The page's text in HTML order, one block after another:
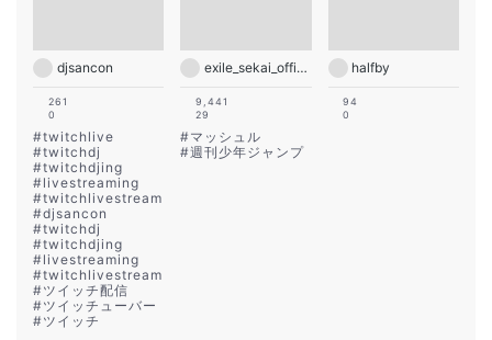
djsancon
261
0
#twitchlive
#twitchdj
#twitchdjing
#livestreaming
#twitchlivestream
#djsancon
#twitchdj
#twitchdjing
#livestreaming
#twitchlivestream
#ツイッチ配信
#ツイッチューバー
#ツイッチ
exile_sekai_official
9,441
29
#マッシュル
#週刊少年ジャンプ
halfby
94
0